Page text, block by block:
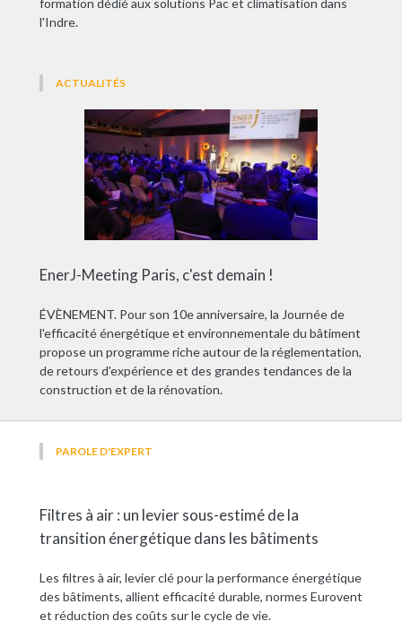
formation dédié aux solutions Pac et climatisation dans
l'Indre.
ACTUALITÉS
EnerJ-Meeting Paris, c'est demain !
ÉVÈNEMENT. Pour son 10e anniversaire, la Journée de
l'efficacité énergétique et environnementale du bâtiment
propose un programme riche autour de la réglementation,
de retours d'expérience et des grandes tendances de la
construction et de la rénovation.
PAROLE D'EXPERT
Filtres à air : un levier sous-estimé de la
transition énergétique dans les bâtiments
Les filtres à air, levier clé pour la performance énergétique
des bâtiments, allient efficacité durable, normes Eurovent
et réduction des coûts sur le cycle de vie.